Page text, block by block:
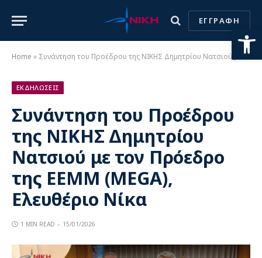
ΕΓΓΡΑΦΗ
Home » Συνάντηση του Προέδρου της ΝΙΚΗΣ Δημητρίου Νατσιού με τον Πρόεδρο της ΕΕΜΜ (MEGA), Ελευθέριο Νίκα
ΕΚΔΗΛΩΣΕΙΣ
Συνάντηση του Προέδρου
της ΝΙΚΗΣ Δημητρίου
Νατσιού με τον Πρόεδρο
της ΕΕΜΜ (MEGA),
Ελευθέριο Νίκα
1 MIN READ 15/01/2026